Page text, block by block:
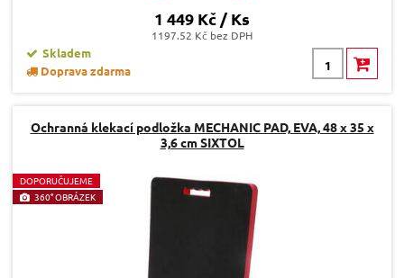
1 449 Kč / Ks
1197.52 Kč bez DPH
Skladem
Doprava zdarma
Ochranná klekací podložka MECHANIC PAD, EVA, 48 x 35 x
3,6 cm SIXTOL
DOPORUČUJEME
360° OBRÁZEK